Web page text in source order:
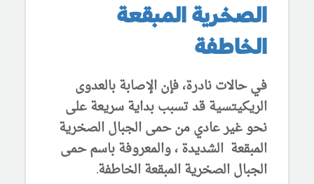
الصخرية المبقعة
الخاطفة
في حالات نادرة، فإن الإصابة بالعدوى
الريكيتسية قد تسبب بداية سريعة على
نحو غير عادي من حمى الجبال الصخرية
المبقعة الشديدة ، والمعروفة باسم حمى
الجبال الصخرية المبقعة الخاطفة.